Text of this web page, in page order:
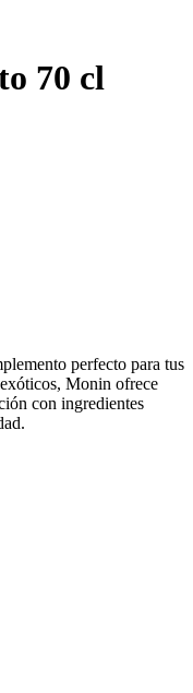
70 cl
perfecto para tus
Monin ofrece
con ingredientes